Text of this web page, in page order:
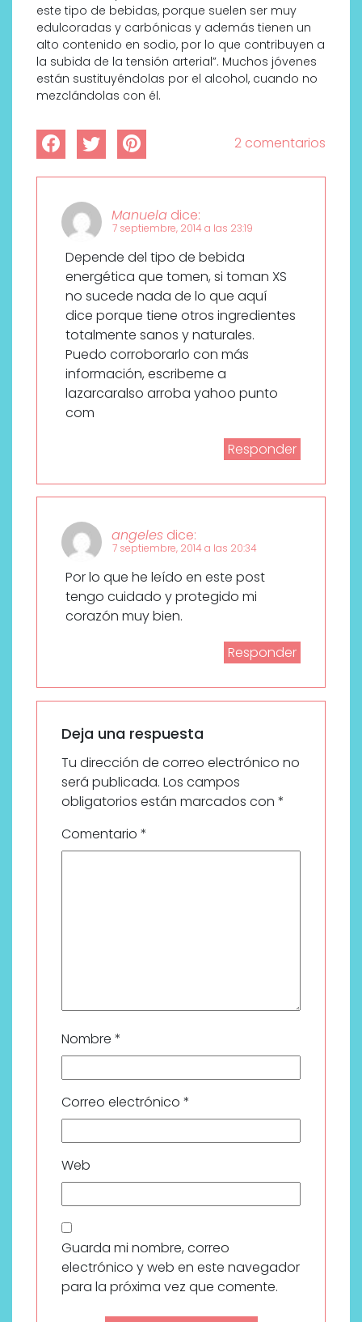
este tipo de bebidas, porque suelen ser muy
edulcoradas y carbónicas y además tienen un
alto contenido en sodio, por lo que contribuyen a
la subida de la tensión arterial”. Muchos jóvenes
están sustituyéndolas por el alcohol, cuando no
mezclándolas con él.
2 comentarios
Manuela dice:
7 septiembre, 2014 a las 23:19
Depende del tipo de bebida
energética que tomen, si toman XS
no sucede nada de lo que aquí
dice porque tiene otros ingredientes
totalmente sanos y naturales.
Puedo corroborarlo con más
información, escribeme a
lazarcaralso arroba yahoo punto
com
Responder
angeles dice:
7 septiembre, 2014 a las 20:34
Por lo que he leído en este post
tengo cuidado y protegido mi
corazón muy bien.
Responder
Deja una respuesta
Tu dirección de correo electrónico no
será publicada. Los campos
obligatorios están marcados con *
Comentario *
Nombre *
Correo electrónico *
Web
Guarda mi nombre, correo
electrónico y web en este navegador
para la próxima vez que comente.